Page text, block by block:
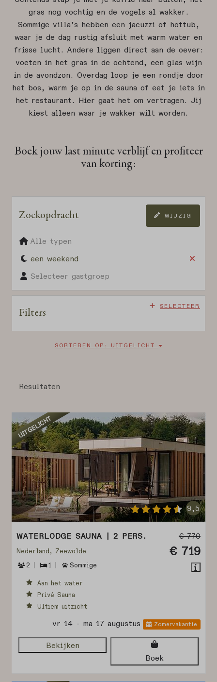
gras nog vochtig en de vogels al wakker.
Sommige villa’s hebben een jacuzzi of hottub,
waar je de dag rustig afsluit met warm water en
frisse lucht. Andere liggen direct aan de oever:
voeten in het gras in de ochtend, een glas wijn
in de avondzon. Overdag loop je een rondje door
het bos, warm je op in de sauna of eet je iets in
het restaurant. Hier gaat het om vertragen. Jij
kiest alleen waar je wakker wilt worden.
Boek jouw last minute verblijf en profiteer
van korting:
Zoekopdracht WIJZIG
Alle typen
een weekend
Selecteer gastgroep
Filters
SELECTEER
SORTEREN OP: UITGELICHT
Resultaten
UITGELICHT
9,5
€ 770
€ 719
WATERLODGE SAUNA | 2 PERS.
Nederland, Zeewolde
2
1 Sommige
Aan het water
Privé Sauna
Ultiem uitzicht
vr 14 - ma 17 augustus Zomervakantie
Bekijken
Boek